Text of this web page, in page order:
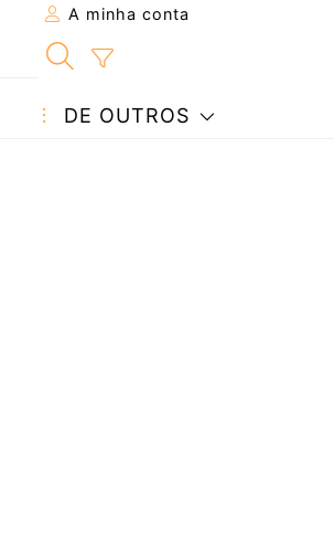
A minha conta
DE OUTROS